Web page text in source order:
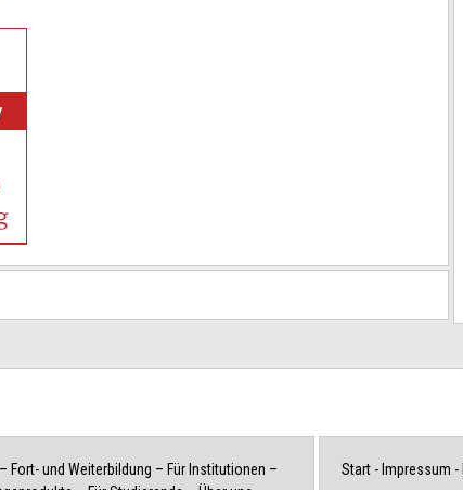
– Fort- und Weiterbildung – Für Institutionen –
Start - Impressum -